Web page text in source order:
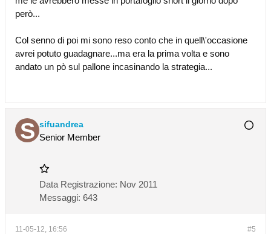
però...
Col senno di poi mi sono reso conto che in quell\'occasione
avrei potuto guadagnare...ma era la prima volta e sono
andato un pò sul pallone incasinando la strategia...
sifuandrea
Senior Member
Data Registrazione: Nov 2011
Messaggi: 643
#5
11-05-12, 16:56